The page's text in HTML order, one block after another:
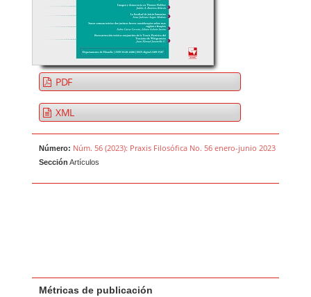
PDF
XML
Número: Núm. 56 (2023): Praxis Filosófica No. 56 enero-junio 2023
Sección Artículos
Métricas de publicación